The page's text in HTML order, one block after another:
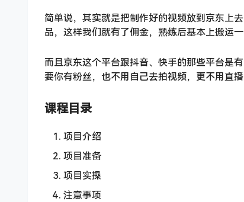
简单说，其实就是把制作好的视频放到京东上
品，这样我们就有了佣金，熟练后基本上搬运
而且京东这个平台跟抖音、快手的那些平台是
要你有粉丝，也不用自己去拍视频，更不用直
课程目录
项目介绍
项目准备
项目实操
注意事项